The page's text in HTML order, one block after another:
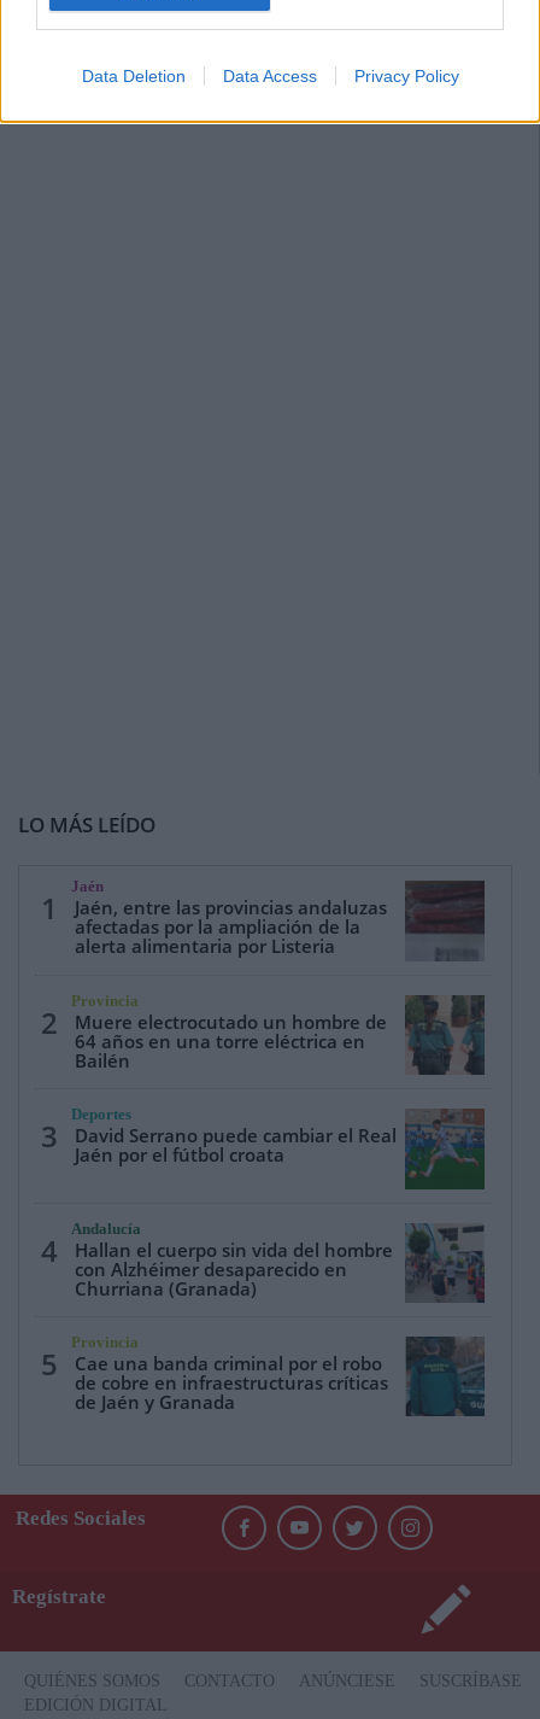
Data Deletion Data Access Privacy Policy
LO MÁS LEÍDO
1
Jaén
Jaén, entre las provincias andaluzas
afectadas por la ampliación de la
alerta alimentaria por Listeria
2
Provincia
Muere electrocutado un hombre de
64 años en una torre eléctrica en
Bailén
3
Deportes
David Serrano puede cambiar el Real
Jaén por el fútbol croata
4
Andalucía
Hallan el cuerpo sin vida del hombre
con Alzhéimer desaparecido en
Churriana (Granada)
5
Provincia
Cae una banda criminal por el robo
de cobre en infraestructuras críticas
de Jaén y Granada
Redes Sociales
Regístrate
QUIÉNES SOMOS CONTACTO ANÚNCIESE
SUSCRÍBASE
EDICIÓN DIGITAL